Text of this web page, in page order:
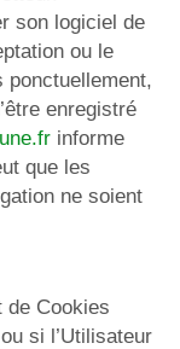
son logiciel de
ou le
ponctuellement,
enregistré
informe
que les
ne soient
de Cookies
si l’Utilisateur